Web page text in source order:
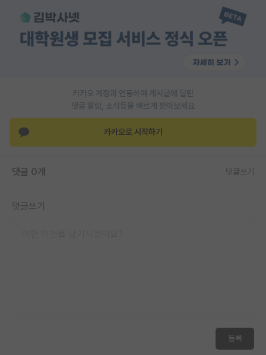
유학교육
이벤트
카카오 계정과 연동하여 게시글에 달린
댓글 알람, 소식등을 빠르게 받아보세요
카카오로 시작하기
댓글 0개 댓글쓰기
댓글쓰기
등록